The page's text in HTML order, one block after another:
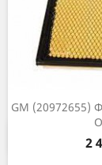
GM (20972655)
2